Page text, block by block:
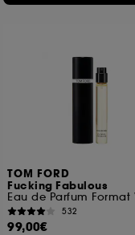
TOM FORD
Fucking Fabulous
532
99,00€